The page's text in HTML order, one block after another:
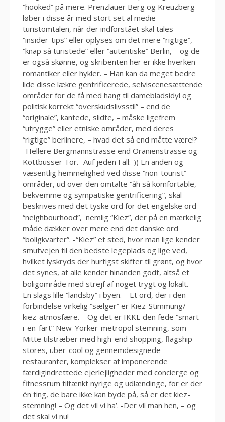
“hooked” på mere. Prenzlauer Berg og Kreuzberg
løber i disse år med stort set al medie
turistomtalen, når der indforstået skal tales
“insider-tips” eller oplyses om det mere “rigtige”,
“knap så turistede” eller “autentiske” Berlin, – og de
er også skønne, og skribenten her er ikke hverken
romantiker eller hykler. – Han kan da meget bedre
lide disse lækre gentrificerede, selviscenesættende
områder for de få med hang til damebladsidyl og
politisk korrekt “overskudslivsstil” – end de
“originale”, kantede, slidte, – måske ligefrem
“utrygge” eller etniske områder, med deres
“rigtige” berlinere, – hvad det så end måtte være!?
-Hellere Bergmannstrasse end Oranienstrasse og
Kottbusser Tor. -Auf jeden Fall:-)) En anden og
væsentlig hemmelighed ved disse “non-tourist”
områder, ud over den omtalte “åh så komfortable,
bekvemme og sympatiske gentrificering”, skal
beskrives med det tyske ord for det engelske ord
“neighbourhood”, nemlig “Kiez”, der på en mærkelig
måde dækker over mere end det danske ord
“boligkvarter”. -“Kiez” et sted, hvor man lige kender
smutvejen til den bedste legeplads og lige ved,
hvilket lyskryds der hurtigst skifter til grønt, og hvor
det synes, at alle kender hinanden godt, altså et
boligområde med strejf af noget trygt og lokalt. –
En slags lille “landsby” i byen. – Et ord, der i den
forbindelse virkelig “sælger” er Kiez-Stimmung/
kiez-atmosfære. – Og det er IKKE den fede “smart-
i-en-fart” New-Yorker-metropol stemning, som
Mitte tilstræber med high-end shopping, flagship-
stores, über-cool og gennemdesignede
restauranter, komplekser af imponerende
færdigindrettede ejerlejligheder med concierge og
fitnessrum tiltænkt nyrige og udlændinge, for er der
én ting, de bare ikke kan byde på, så er det kiez-
stemning! – Og det vil vi ha’. -Der vil man hen, – og
det skal vi nu!